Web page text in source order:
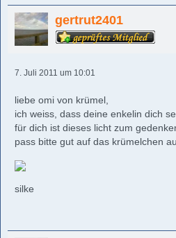
gertrut2401
7. Juli 2011 um 10:01
liebe omi von krümel,
ich weiss, dass deine enkelin dich
für dich ist dieses licht zum
pass bitte gut auf das krümelchen
silke